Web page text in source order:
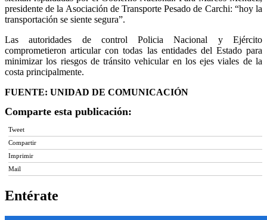
presidente de la Asociación de Transporte Pesado de Carchi: “hoy la
transportación se siente segura”.
Las autoridades de control Policia Nacional y Ejército
comprometieron articular con todas las entidades del Estado para
minimizar los riesgos de tránsito vehicular en los ejes viales de la
costa principalmente.
FUENTE: UNIDAD DE COMUNICACIÓN
Comparte esta publicación:
Tweet
Compartir
Imprimir
Mail
Entérate